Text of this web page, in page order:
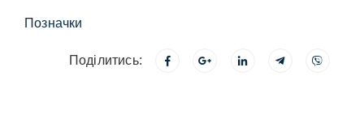
Позначки
Поділитись: